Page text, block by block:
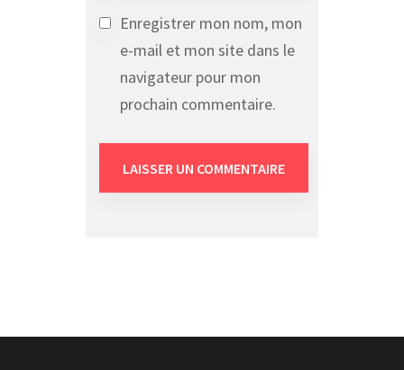
Enregistrer mon nom, mon
e-mail et mon site dans le
navigateur pour mon
prochain commentaire.